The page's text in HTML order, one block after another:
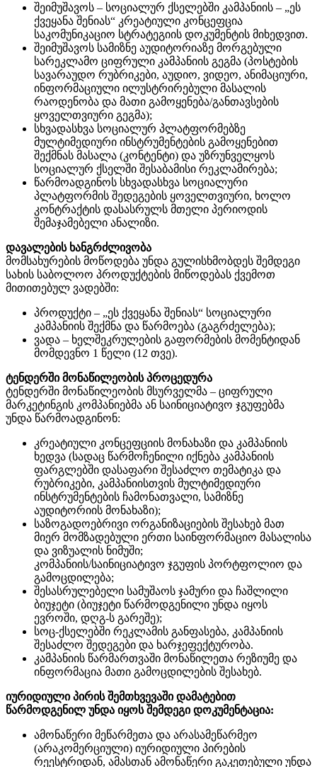
შეიმუშავოს – სოციალურ ქსელებში კამპანიის – „ეს
ქვეყანა შენიას“ კრეატიული კონცეფცია
საკომუნიკაციო სტრატეგიის დოკუმენტის მიხედვით.
შეიმუშავოს სამიზნე აუდიტორიაზე მორგებული
სარეკლამო ციფრული კამპანიის გეგმა (პოსტების
სავარაუდო რუბრიკები, აუდიო, ვიდეო, ანიმაციური,
ინფორმაციული ილუსტრირებული მასალის
რაოდენობა და მათი გამოყენება/განთავსების
ყოველთვიური გეგმა);
სხვადასხვა სოციალურ პლატფორმებზე
მულტიმედიური ინსტრუმენტების გამოყენებით
შექმნას მასალა (კონტენტი) და უზრუნველყოს
სოციალურ ქსელში შესაბამისი რეკლამირება;
წარმოადგინოს სხვადასხვა სოციალური
პლატფორმის შედეგების ყოველთვიური, ხოლო
კონტრაქტის დასასრულს მთელი პერიოდის
შემაჯამებელი ანალიზი.
დავალების ხანგრძლივობა
მომსახურების მოწოდება უნდა გულისხმობდეს შემდეგი
სახის საბოლოო პროდუქტების მიწოდებას ქვემოთ
მითითებულ ვადებში:
პროდუქტი – „ეს ქვეყანა შენიას“ სოციალური
კამპანიის შექმნა და წარმოება (გაგრძელება);
ვადა – ხელშეკრულების გაფორმების მომენტიდან
მომდევნო 1 წელი (12 თვე).
ტენდერში მონაწილეობის პროცედურა
ტენდერში მონაწილეობის მსურველმა – ციფრული
მარკეტინგის კომპანიებმა ან საინიციატივო ჯგუფებმა
უნდა წარმოადგინონ:
კრეატიული კონცეფციის მონახაზი და კამპანიის
ხედვა (სადაც წარმოჩენილი იქნება კამპანიის
ფარგლებში დასაფარი შესაძლო თემატიკა და
რუბრიკები, კამპანიისთვის მულტიმედიური
ინსტრუმენტების ჩამონათვალი, სამიზნე
აუდიტორიის მონახაზი);
საზოგადოებრივი ორგანიზაციების შესახებ მათ
მიერ მომზადებული ერთი საინფორმაციო მასალისა
და ვიზუალის ნიმუში;
კომპანიის/საინიციატივო ჯგუფის პორტფოლიო და
გამოცდილება;
შესასრულებელი სამუშაოს ჯამური და ჩაშლილი
ბიუჯეტი (ბიუჯეტი წარმოდგენილი უნდა იყოს
ევროში, დღგ-ს გარეშე);
სოც-ქსელებში რეკლამის განფასება, კამპანიის
შესაძლო შედეგები და ხარჯეფექტურობა.
კამპანიის წარმართვაში მონაწილეთა რეზიუმე და
ინფორმაცია მათი გამოცდილების შესახებ.
იურიდიული პირის შემთხვევაში დამატებით
წარმოდგენილ უნდა იყოს შემდეგი დოკუმენტაცია:
ამონაწერი მეწარმეთა და არასამეწარმეო
(არაკომერციული) იურიდიული პირების
რეესტრიდან, ამასთან ამონაწერი გაკეთებული უნდა